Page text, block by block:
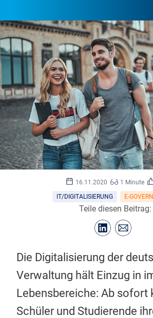
16.11.2020 1 Minute
IT/DIGITALISIERUNG
E-
Teile diesen Beitrag:
Die Digitalisierung der
Verwaltung hält Einzug in
Lebensbereiche: Ab sofort
Schüler und Studierende